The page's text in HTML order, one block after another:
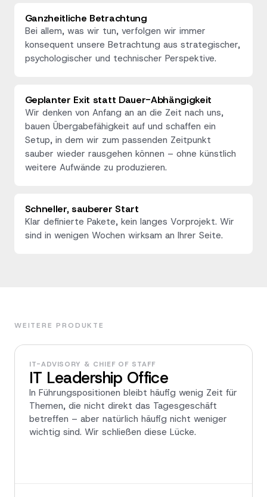
Ganzheitliche Betrachtung
Bei allem, was wir tun, verfolgen wir immer
konsequent unsere Betrachtung aus strategischer,
psychologischer und technischer Perspektive.
Geplanter Exit statt Dauer-Abhängigkeit
Wir denken von Anfang an an die Zeit nach uns,
bauen Übergabefähigkeit auf und schaffen ein
Setup, in dem wir zum passenden Zeitpunkt
sauber wieder rausgehen können – ohne künstlich
weitere Aufwände zu produzieren.
Schneller, sauberer Start
Klar definierte Pakete, kein langes Vorprojekt. Wir
sind in wenigen Wochen wirksam an Ihrer Seite.
WEITERE PRODUKTE
IT-ADVISORY & CHIEF OF STAFF
IT Leadership Office
In Führungspositionen bleibt häufig wenig Zeit für
Themen, die nicht direkt das Tagesgeschäft
betreffen – aber natürlich häufig nicht weniger
wichtig sind. Wir schließen diese Lücke.